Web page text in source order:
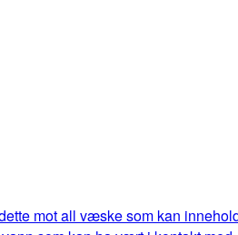
mot all væske som kan